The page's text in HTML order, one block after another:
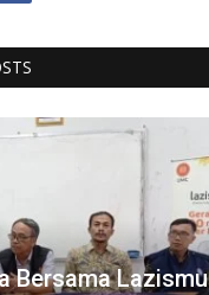
Bersama Lazismu